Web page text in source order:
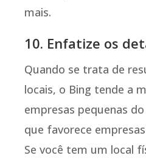
mais.
10. Enfatize os
Quando se trata de
locais, o Bing tende a
empresas pequenas
que favorece
Se você tem um local